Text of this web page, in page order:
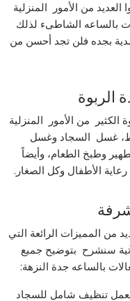
من الأمور المنزلية
بالساعه الشاطىء لذلك
بجده فلن تجد أحسن من
الربوة
من الأمور المنزلية
غسل السجاد وغسل
وطبخ الطعام، وأيضاً
الأطفال وكل الصغار.
من المميزات الرائعة التي
سنشرح بتوضيح جميع
بالساعه جدة النزهة:
تنظيف شامل للسجاد